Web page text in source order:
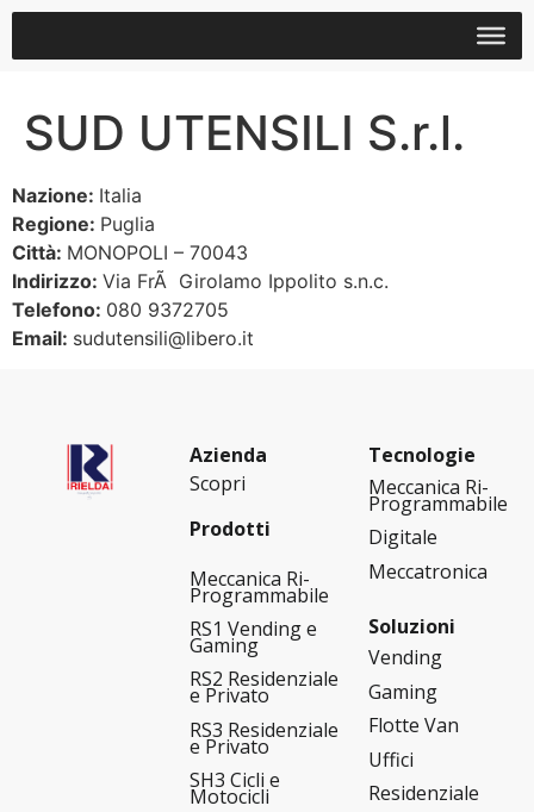
SUD UTENSILI S.r.l.
Nazione: Italia
Regione: Puglia
Città: MONOPOLI – 70043
Indirizzo: Via FrÃ Girolamo Ippolito s.n.c.
Telefono: 080 9372705
Email: sudutensili@libero.it
Azienda
Scopri
Prodotti
Meccanica Ri-
Programmabile
RS1 Vending e
Gaming
RS2 Residenziale
e Privato
RS3 Residenziale
e Privato
SH3 Cicli e
Motocicli
Tecnologie
Meccanica Ri-
Programmabile
Digitale
Meccatronica
Soluzioni
Vending
Gaming
Flotte Van
Uffici
Residenziale